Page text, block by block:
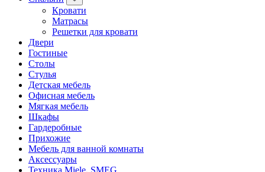
Кровати
Матрасы
Решетки для кровати
Двери
Гостиные
Столы
Стулья
Детская мебель
Офисная мебель
Мягкая мебель
Шкафы
Гардеробные
Прихожие
Мебель для ванной комнаты
Аксессуары
Техника Miele, SMEG